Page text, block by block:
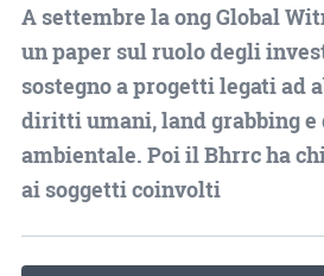
A settembre la ong Global
un paper sul ruolo degli
sostegno a progetti legati ad
diritti umani, land grabbing
ambientale. Poi il Bhrrc ha
ai soggetti coinvolti